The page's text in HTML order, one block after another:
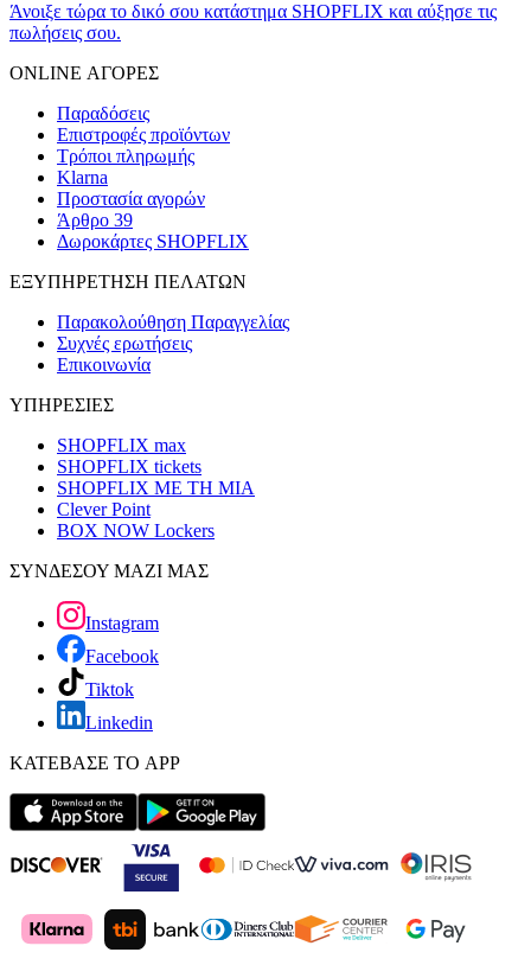
Άνοιξε τώρα το δικό σου κατάστημα SHOPFLIX και αύξησε τις
πωλήσεις σου.
ONLINE ΑΓΟΡΕΣ
Παραδόσεις
Επιστροφές προϊόντων
Τρόποι πληρωμής
Klarna
Προστασία αγορών
Άρθρο 39
Δωροκάρτες SHOPFLIX
ΕΞΥΠΗΡΕΤΗΣΗ ΠΕΛΑΤΩΝ
Παρακολούθηση Παραγγελίας
Συχνές ερωτήσεις
Επικοινωνία
ΥΠΗΡΕΣΙΕΣ
SHOPFLIX max
SHOPFLIX tickets
SHOPFLIX ΜΕ ΤΗ ΜΙΑ
Clever Point
BOX NOW Lockers
ΣΥΝΔΕΣΟΥ ΜΑΖΙ ΜΑΣ
Instagram
Facebook
Tiktok
Linkedin
ΚΑΤΕΒΑΣΕ ΤΟ APP